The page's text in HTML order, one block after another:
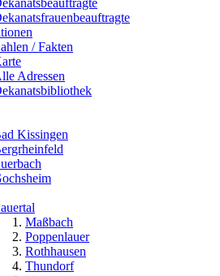
/ Fakten
Adressen
Kissingen
Maßbach
Poppenlauer
Rothhausen
Thundorf